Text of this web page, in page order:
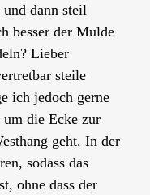
dann steil
besser der Mulde
Lieber
steile
ich jedoch gerne
um die Ecke zur
geht. In der
sodass das
ohne dass der